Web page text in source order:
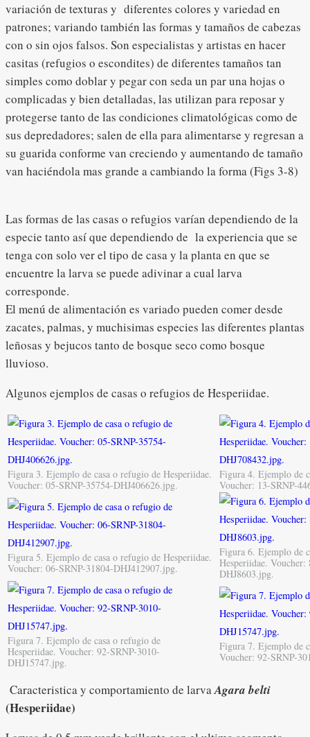
variación de texturas y diferentes colores y variedad en
patrones; variando también las formas y tamaños de cabezas
con o sin ojos falsos. Son especialistas y artistas en hacer
casitas (refugios o escondites) de diferentes tamaños tan
simples como doblar y pegar con seda un par una hojas o
complicadas y bien detalladas, las utilizan para reposar y
protegerse tanto de las condiciones climatológicas como de
sus depredadores; salen de ella para alimentarse y regresan a
su guarida conforme van creciendo y aumentando de tamaño
van haciéndola mas grande a cambiando la forma (Figs 3-8)
Las formas de las casas o refugios varían dependiendo de la
especie tanto así que dependiendo de la experiencia que se
tenga con solo ver el tipo de casa y la planta en que se
encuentre la larva se puede adivinar a cual larva
corresponde.
El menú de alimentación es variado pueden comer desde
zacates, palmas, y muchisimas especies las diferentes plantas
leñosas y bejucos tanto de bosque seco como bosque
lluvioso.
Algunos ejemplos de casas o refugios de Hesperiidae.
Figura 3. Ejemplo de casa o refugio de Hesperiidae.
Voucher: 05-SRNP-35754-DHJ406626.jpg.
Figura 4. Ejemplo de
Voucher: 13-SRNP-
Figura 5. Ejemplo de casa o refugio de Hesperiidae.
Voucher: 06-SRNP-31804-DHJ412907.jpg.
Figura 6. Ejemplo de
Hesperiidae.
DHJ8603.jpg.
Figura 7. Ejemplo de casa o refugio de
Hesperiidae. Voucher: 92-SRNP-3010-
DHJ15747.jpg.
Figura 7. Ejemplo de
Voucher: 92-SRNP-
Caracteristica y comportamiento de larvaAgara belti
(Hesperiidae)